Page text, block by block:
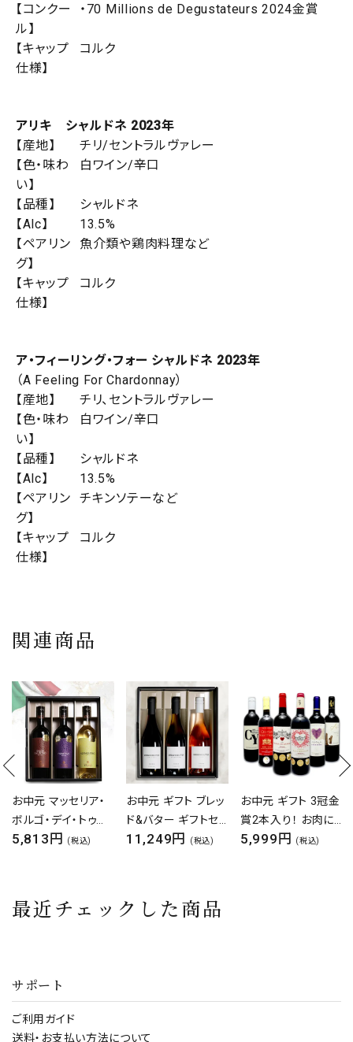
【コンクー
ル】
・70 Millions de Degustateurs 2024金賞
【キャップ
仕様】
コルク
アリキ シャルドネ 2023年
【産地】
チリ/セントラルヴァレー
【色・味わ
い】
白ワイン/辛口
【品種】
シャルドネ
【Alc】
13.5%
【ペアリン
グ】
魚介類や鶏肉料理など
【キャップ
仕様】
コルク
ア・フィーリング・フォー シャルドネ 2023年
（A Feeling For Chardonnay）
【産地】
チリ、セントラルヴァレー
【色・味わ
い】
白ワイン/辛口
【品種】
シャルドネ
【Alc】
13.5%
【ペアリン
グ】
チキンソテーなど
【キャップ
仕様】
コルク
関連商品
お中元 ギフト ブレッ
ド&バター ギフトセッ
ト ワイン 白 白ワイン
ルドネ ピノ・ノワール
ンセット
11,249円 (税込)
お中元 ギフト 3冠金
賞2本入り！ お肉に
合う 赤ワイン 飲み
デイリーワイン！ フル
5,999円 (税込)
お中元 ギフト 黒トリ
ュフ 塩 ミックスナッ
ツ 200g ナッツ トリ
1,299円 (税込)
最近チェックした商品
サポート
ご利用ガイド
送料・お支払い方法について